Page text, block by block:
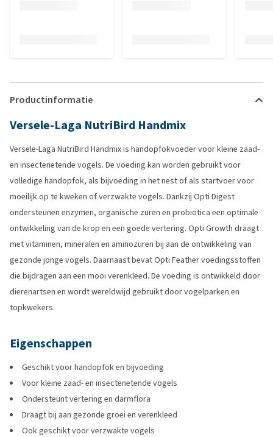
Productinformatie
Versele-Laga NutriBird Handmix
Versele-Laga NutriBird Handmix is handopfokvoeder voor kleine zaad-
en insectenetende vogels. De voeding kan worden gebruikt voor
volledige handopfok, als bijvoeding in het nest of als startvoer voor
moeilijk op te kweken of verzwakte vogels. Dankzij Opti Digest
ondersteunen enzymen, organische zuren en probiotica een optimale
ontwikkeling van de krop en een goede vertering. Opti Growth draagt
met vitaminen, mineralen en aminozuren bij aan de ontwikkeling van
gezonde jonge vogels. Daarnaast bevat Opti Feather voedingsstoffen
die bijdragen aan een mooi verenkleed. De voeding is ontwikkeld door
dierenartsen en wordt wereldwijd gebruikt door vogelparken en
topkwekers.
Eigenschappen
Geschikt voor handopfok en bijvoeding
Voor kleine zaad- en insectenetende vogels
Ondersteunt vertering en darmflora
Draagt bij aan gezonde groei en verenkleed
Ook geschikt voor verzwakte vogels